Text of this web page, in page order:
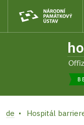
de Hospitál